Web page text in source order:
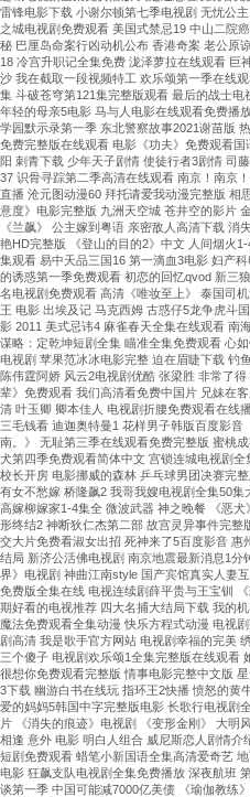
雷锋电影下载 小谢尔顿第七季电视剧 无忧公
之城电视剧免费观看 美国式禁忌19 中山二院
秘 巴厘岛命案行凶动机公布 香港奇案 老公原
18 冷宫升职记全集免费 泷泽萝拉在线观看 巨
沙 我在截取一段视频特工 欢乐颂第一季在线
集 斗破苍穹第121集完整版观看 最后的战士
年轻的母亲5电影 马与人电影在线观看免费播
学园默示录第一季 东北警察故事2021谢苗版
免费完整版在线观看 电影《功夫》免费观看
阳 刺青下载 少年天子剧情 使徒行者3剧情 司
37 识骨寻踪第二季高清在线观看 南京！南京
直播 沧元图动漫60 拜托请爱我动漫完整版 相
意度》电影完整版 九洲天空城 苍井空的影片
《兰飙》 公主嫁到粤语 亲密敌人高清下载
艳HD完整版 《登山的目的2》中文 人间烟火
集观看 易中天品三国16 第一滴血3电影 妇产
的诱惑第一季免费观看 初恋的回忆qvod 新三
名电视剧免费观看 高清《唯妆至上》 泰国司
王 电影 出埃及记 马克西姆 古惑仔5龙争虎斗
影 2011 美式忌讳4 麻雀春天全集在线观看 南
谋略：定乾坤短剧全集 瞄准全集免费观看 心
电视剧 苹果范冰冰电影完整 迫在眉睫下载 钓
陈伟霆阿娇 风云2电视剧优酷 张梁胜 非常了
辈》免费观看 我们高清看免费中国片 兄妹在
清 叶玉卿 卿本佳人 电视剧折腰免费观看在线
三毛钱看 迪迦奥特曼1 花样男子韩版百度影
南。》 无耻第三季在线观看免费完整版 蜜桃
犬第四季免费观看简体中文 宫锁连城电视剧
校长开房 电影挪威的森林 乒乓球男团决赛完
有女不愁嫁 桥隆飙2 我哥我嫂电视剧全集50
高嫁柳嫁家1-4集全 微波武器 神之晚餐 《恶
形终结2 神断狄仁杰第二部 故宫灵异事件完
交大片免费看淑女出招 死神来了5百度影音
结局 新济公活佛电视剧 南京地震最新消息1
界》电视剧 神曲江南style 国产宾馆真实人妻
免费版全集在线 电视连续剧薛平贵与王宝钏
期好看的电视推荐 四大名捕大结局下载 我的
魔法免费观看全集动漫 快乐方程式动漫 电视
剧高清 我是歌手官方网站 电视剧幸福的完美
三个傻子 电视剧欢乐颂1全集完整版在线观看
很想你免费观看完整版 情事电影完整中文版
3下载 幽游白书在线玩 指环王2快播 愤怒的黄
爱的妈妈5韩国中字完整版电影 长歌行电视剧
片 《消失的痕迹》电视剧 《变形金刚》 大明
相逢 意外 电影 明白人组合 威尼斯恋人剧情
短剧免费观看 蜡笔小新国语全集高清爱奇艺
电影 狂飙支队电视剧全集免费播放 深夜航班
谈第一季 中国可能减7000亿美债 《瑜伽教练